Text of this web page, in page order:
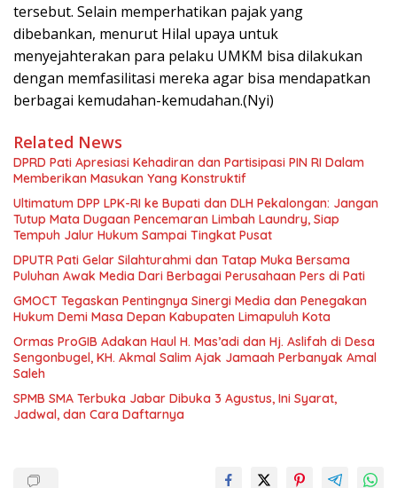
tersebut. Selain memperhatikan pajak yang
dibebankan, menurut Hilal upaya untuk
menyejahterakan para pelaku UMKM bisa dilakukan
dengan memfasilitasi mereka agar bisa mendapatkan
berbagai kemudahan-kemudahan.(Nyi)
Related News
DPRD Pati Apresiasi Kehadiran dan Partisipasi PIN RI Dalam
Memberikan Masukan Yang Konstruktif
Ultimatum DPP LPK-RI ke Bupati dan DLH Pekalongan: Jangan
Tutup Mata Dugaan Pencemaran Limbah Laundry, Siap
Tempuh Jalur Hukum Sampai Tingkat Pusat
DPUTR Pati Gelar Silahturahmi dan Tatap Muka Bersama
Puluhan Awak Media Dari Berbagai Perusahaan Pers di Pati
GMOCT Tegaskan Pentingnya Sinergi Media dan Penegakan
Hukum Demi Masa Depan Kabupaten Limapuluh Kota
Ormas ProGIB Adakan Haul H. Mas’adi dan Hj. Aslifah di Desa
Sengonbugel, KH. Akmal Salim Ajak Jamaah Perbanyak Amal
Saleh
SPMB SMA Terbuka Jabar Dibuka 3 Agustus, Ini Syarat,
Jadwal, dan Cara Daftarnya